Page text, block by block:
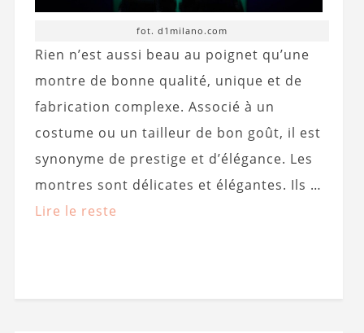
fot. d1milano.com
Rien n’est aussi beau au poignet qu’une
montre de bonne qualité, unique et de
fabrication complexe. Associé à un
costume ou un tailleur de bon goût, il est
synonyme de prestige et d’élégance. Les
montres sont délicates et élégantes. Ils …
Lire le reste